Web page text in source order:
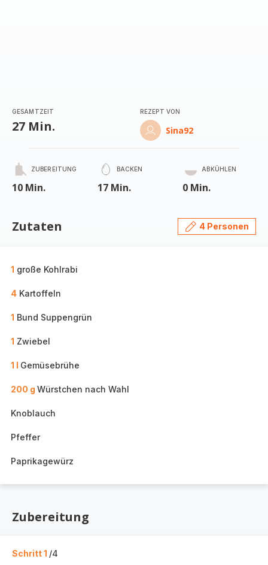
GESAMTZEIT
27 Min.
REZEPT VON
Sina92
ZUBEREITUNG
10 Min.
BACKEN
17 Min.
ABKÜHLEN
0 Min.
Zutaten 4 Personen
1 große Kohlrabi
4 Kartoffeln
1 Bund Suppengrün
1 Zwiebel
1 l Gemüsebrühe
200 g Würstchen nach Wahl
Knoblauch
Pfeffer
Paprikagewürz
Zubereitung
Schritt 1 /4